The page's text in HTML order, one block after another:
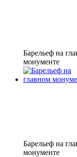
Барельеф на
монументе
Барельеф на
монументе